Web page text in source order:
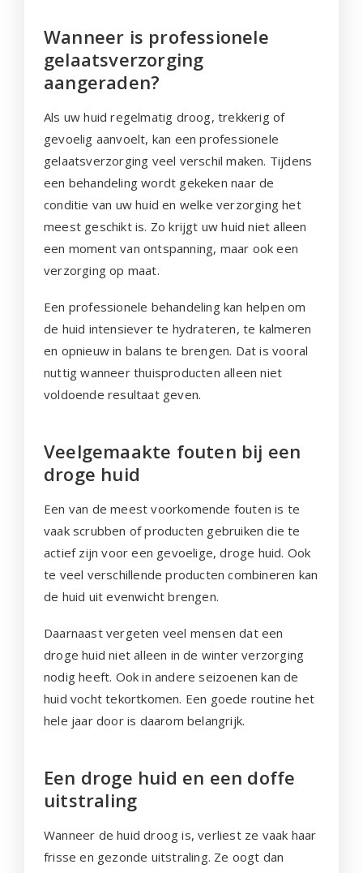
Wanneer is professionele
gelaatsverzorging
aangeraden?
Als uw huid regelmatig droog, trekkerig of
gevoelig aanvoelt, kan een professionele
gelaatsverzorging veel verschil maken. Tijdens
een behandeling wordt gekeken naar de
conditie van uw huid en welke verzorging het
meest geschikt is. Zo krijgt uw huid niet alleen
een moment van ontspanning, maar ook een
verzorging op maat.
Een professionele behandeling kan helpen om
de huid intensiever te hydrateren, te kalmeren
en opnieuw in balans te brengen. Dat is vooral
nuttig wanneer thuisproducten alleen niet
voldoende resultaat geven.
Veelgemaakte fouten bij een
droge huid
Een van de meest voorkomende fouten is te
vaak scrubben of producten gebruiken die te
actief zijn voor een gevoelige, droge huid. Ook
te veel verschillende producten combineren kan
de huid uit evenwicht brengen.
Daarnaast vergeten veel mensen dat een
droge huid niet alleen in de winter verzorging
nodig heeft. Ook in andere seizoenen kan de
huid vocht tekortkomen. Een goede routine het
hele jaar door is daarom belangrijk.
Een droge huid en een doffe
uitstraling
Wanneer de huid droog is, verliest ze vaak haar
frisse en gezonde uitstraling. Ze oogt dan